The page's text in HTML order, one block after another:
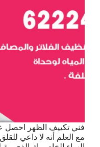
فني تكييف الظهر احصل
مع العلم أنه لا داعي